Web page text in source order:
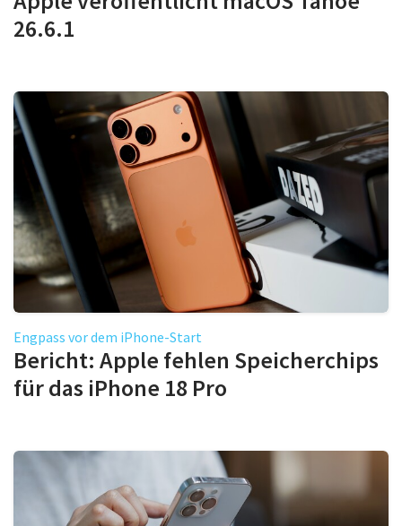
26.6.1
Engpass vor dem iPhone-Start
Bericht: Apple fehlen Speicherchips
für das iPhone 18 Pro